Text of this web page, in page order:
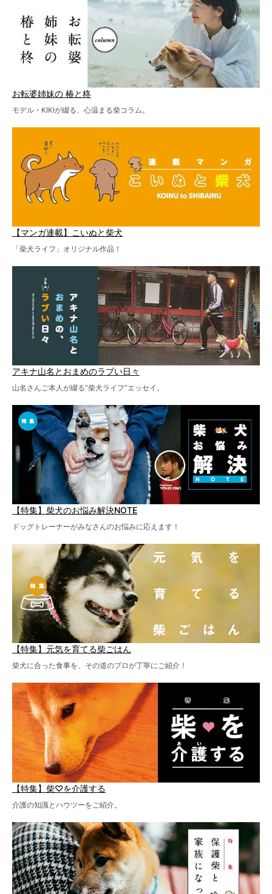
お転婆姉妹の 椿と柊
モデル・KIKIが綴る、心温まる柴コラム。
【マンガ連載】こいぬと柴犬
「柴犬ライフ」オリジナル作品！
アキナ山名とおまめのラブい日々
山名さんご本人が綴る“柴犬ライフ”エッセイ。
【特集】柴犬のお悩み解決NOTE
ドッグトレーナーがみなさんのお悩みに応えます！
【特集】元気を育てる柴ごはん
柴犬に合った食事を、その道のプロが丁寧にご紹介！
【特集】柴♡を介護する
介護の知識とハウツーをご紹介。